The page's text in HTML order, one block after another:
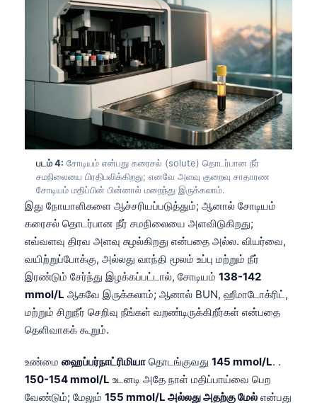
படம் 4: சோடியம் என்பது கரைசல் (solute) தொடர்பான நீர்
சமநிலையை பிரதிபலிக்கிறது; எனவே அளவு குறைவு சாதாரண
சோடியம் மதிப்பின் பின்னால் மறைந்து இருக்கலாம்.
இது நோயாளிகளை ஆச்சரியப்படுத்தும்; ஆனால் சோடியம்
கரைசல் தொடர்பான நீர் சமநிலையை அளவிடுகிறது;
எவ்வளவு திரவ அளவு சுழல்கிறது என்பதை அல்ல. வியர்வை,
வயிற்றுப்போக்கு, அல்லது வாந்தி மூலம் உப்பு மற்றும் நீர்
இரண்டும் சேர்ந்து இழக்கப்பட்டால், சோடியம் 138-142
mmol/L ஆகவே இருக்கலாம்; ஆனால் BUN, ஹீமாடோக்ரிட்,
மற்றும் சிறுநீர் செறிவு நீங்கள் வறண்டிருக்கிறீர்கள் என்பதை
தெளிவாகக் கூறும்.
உண்மை ஹைப்பர்நாட்ரிமியா தொடங்குவது 145 mmol/L. .
150-154 mmol/L உடனடி அதே நாள் மதிப்பாய்வை பெற
வேண்டும்; மேலும் 155 mmol/L அல்லது அதற்கு மேல் என்பது